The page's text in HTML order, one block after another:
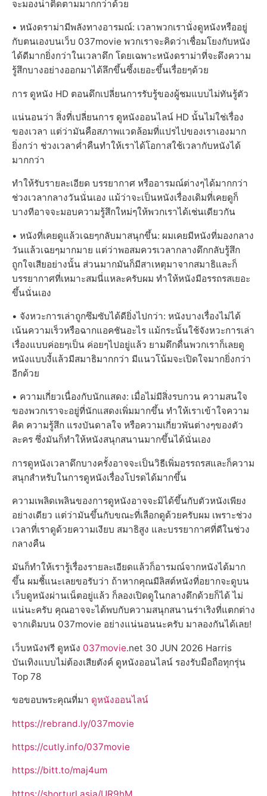
จะมองน่าติดตามมากกว่าด้วย
• หนังดราม่ามีพลังทางอารมณ์: เวลาพวกเรานั่งดูหนังหรืออยู่
กับตนเองบนเว็บ 037movie พวกเราจะคิดว่าเชื่อมโยงกับหนัง
ได้ดีมากยิ่งกว่าในเวลาดึก โดยเฉพาะหนังดราม่าที่จะดึงความ
รู้สึกบางอย่างออกมาได้ลึกขึ้นซึ้งเยอะขึ้นเรื่อยๆด้วย
การ ดูหนัง HD ตอนดึกเปลี่ยนการรับรู้ของผู้ชมแบบไม่ทันรู้ตัว
แน่นอนว่า สิ่งที่เปลี่ยนการ ดูหนังออนไลน์ HD นั้นไม่ใช่เรื่อง
ของเวลา แต่ว่ามันคือสภาพแวดล้อมที่แปรไปของเราเองมาก
ยิ่งกว่า ช่วงเวลาค่ำคืนทำให้เราได้โอกาสใช้เวลากับหนังได้
มากกว่า
ทำให้รับรายละเอียด บรรยากาศ หรืออารมณ์ต่างๆได้มากกว่า
ช่วงเวลากลางวันนั่นเอง แม้ว่าจะเป็นหนังเรื่องเดิมที่เคยดูก็
บางทีอาจจะมอบความรู้สึกใหม่ๆให้พวกเราได้เช่นเดียวกัน
• หนังที่เคยดูแล้วเฉยๆกลับมาสนุกขึ้น: ผมเคยมีหนังที่มองกลาง
วันแล้วเฉยๆมากมาย แต่ว่าพอสมควรเวลากลางดึกกลับรู้สึก
ถูกใจเสียอย่างนั้น ส่วนมากมันก็มีสาเหตุมาจากสมาธิและก็
บรรยากาศที่เหมาะสมนี่แหละครับผม ทำให้หนังมีอรรถรสเยอะ
ขึ้นนั่นเอง
• จังหวะการเล่าถูกซึมซับได้ดียิ่งไปกว่า: หนังบางเรื่องไม่ได้
เน้นความเร็วหรือฉากแอคชันอะไร แม้กระนั้นใช้จังหวะการเล่า
เรื่องแบบค่อยๆเป็น ค่อยๆไปอยู่แล้ว ยามดึกดื่นพวกเราก็เลยดู
หนังแบบงี้แล้วมีสมาธิมากกว่า มีแนวโน้มจะเปิดใจมากยิ่งกว่า
อีกด้วย
• ความเกี่ยวเนื่องกับนักแสดง: เมื่อไม่มีสิ่งรบกวน ความสนใจ
ของพวกเราจะอยู่ที่นักแสดงเพิ่มมากขึ้น ทำให้เราเข้าใจความ
คิด ความรู้สึก แรงบันดาลใจ หรือความเกี่ยวพันต่างๆของตัว
ละคร ซึ่งมันก็ทำให้หนังสนุกสนานมากขึ้นได้นั่นเอง
การดูหนังเวลาดึกบางครั้งอาจจะเป็นวิธีเพิ่มอรรถรสและก็ความ
สนุกสำหรับในการดูหนังเรื่องโปรดได้มากขึ้น
ความเพลิดเพลินของการดูหนังอาจจะมิได้ขึ้นกับตัวหนังเพียง
อย่างเดียว แต่ว่ามันขึ้นกับขณะที่เลือกดูด้วยครับผม เพราะช่วง
เวลาที่เราดูด้วยความเงียบ สมาธิสูง และบรรยากาศที่ดีในช่วง
กลางคืน
มันก็ทำให้เรารู้เรื่องรายละเอียดแล้วก็อารมณ์จากหนังได้มาก
ขึ้น ผมชี้แนะเลยขอรับว่า ถ้าหากคุณมีลิสต์หนังที่อยากจะดูบน
เว็บดูหนังผ่านเน็ตอยู่แล้ว ก็ลองเปิดดูในกลางดึกด้วยก็ได้ ไม่
แน่นะครับ คุณอาจจะได้พบกับความสนุกสนานร่าเริงที่แตกต่าง
จากเดิมบน 037movie อย่างแน่นอนนะครับ มาลองกันได้เลย!
เว็บหนังฟรี ดูหนัง 037movie.net 30 JUN 2026 Harris
บันเทิงแบบไม่ต้องเสียตังค์ ดูหนังออนไลน์ รองรับมือถือทุกรุ่น
Top 78
ขอขอบพระคุณที่มา ดูหนังออนไลน์
https://rebrand.ly/037movie
https://cutly.info/037movie
https://bitt.to/maj4um
https://shorturl.asia/UR9hM